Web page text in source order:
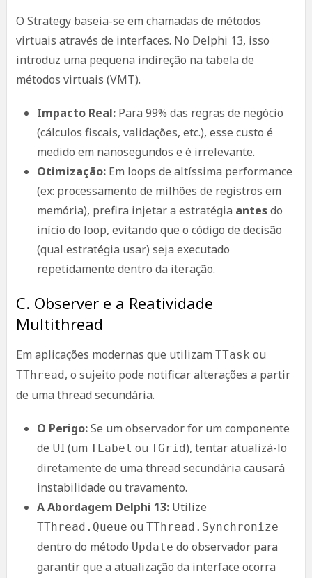
O Strategy baseia-se em chamadas de métodos
virtuais através de interfaces. No Delphi 13, isso
introduz uma pequena indireção na tabela de
métodos virtuais (VMT).
Impacto Real:Para 99% das regras de negócio
(cálculos fiscais, validações, etc.), esse custo é
medido em nanosegundos e é irrelevante.
Otimização:Em loops de altíssima performance
(ex: processamento de milhões de registros em
memória), prefira injetar a estratégia antesdo
início do loop, evitando que o código de decisão
(qual estratégia usar) seja executado
repetidamente dentro da iteração.
C. Observer e a Reatividade
Multithread
Em aplicações modernas que utilizam TTask ou
TThread, o sujeito pode notificar alterações a partir
de uma thread secundária.
O Perigo:Se um observador for um componente
de UI (um TLabel ou TGrid), tentar atualizá-lo
diretamente de uma thread secundária causará
instabilidade ou travamento.
A Abordagem Delphi 13:Utilize
TThread.Queue ou TThread.Synchronize
dentro do método Update do observador para
garantir que a atualização da interface ocorra